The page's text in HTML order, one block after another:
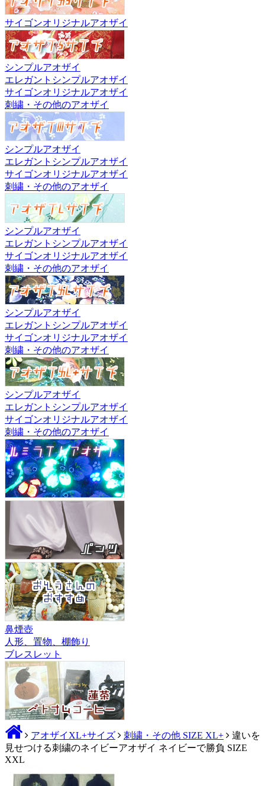
サイゴンオリジナルアオザイ
シンプルアオザイ
エレガントシンプルアオザイ
サイゴンオリジナルアオザイ
刺繍・その他のアオザイ
シンプルアオザイ
エレガントシンプルアオザイ
サイゴンオリジナルアオザイ
刺繍・その他のアオザイ
シンプルアオザイ
エレガントシンプルアオザイ
サイゴンオリジナルアオザイ
刺繍・その他のアオザイ
シンプルアオザイ
エレガントシンプルアオザイ
サイゴンオリジナルアオザイ
刺繍・その他のアオザイ
シンプルアオザイ
エレガントシンプルアオザイ
サイゴンオリジナルアオザイ
刺繍・その他のアオザイ
鼻煙壺
人形、置物、棚飾り
ブレスレット
アオザイXL+サイズ 刺繍・その他 SIZE XL+
違いを
見せつける刺繍のネイビーアオザイ ネイビーで勝負 SIZE
XXL